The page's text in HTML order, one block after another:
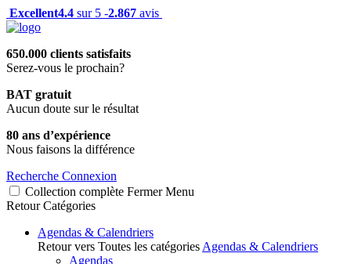
Excellent4.4 sur 5 -2.867 avis
650.000 clients satisfaits
Serez-vous le prochain?
BAT gratuit
Aucun doute sur le résultat
80 ans d’expérience
Nous faisons la différence
Recherche Connexion
Collection complète Fermer Menu
Retour Catégories
Agendas & Calendriers
Retour vers Toutes les catégories Agendas & Calendriers
Agendas